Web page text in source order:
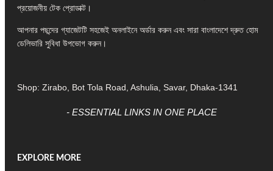
প্রয়োজনীয় টেক প্রোডাক্ট।
আপনার পছন্দের গ্যাজেটটি সহজেই অনলাইনে অর্ডার করুন এবং সারা বাংলাদেশে দ্রুত হোম
ডেলিভারি সুবিধা উপভোগ করুন।
Shop: Zirabo, Bot Tola Road, Ashulia, Savar, Dhaka-1341
- ESSENTIAL LINKS IN ONE PLACE
EXPLORE MORE